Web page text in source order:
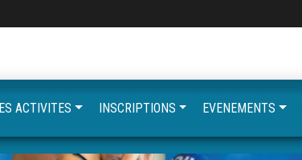
ACTIVITES INSCRIPTIONS EVENEMENTS